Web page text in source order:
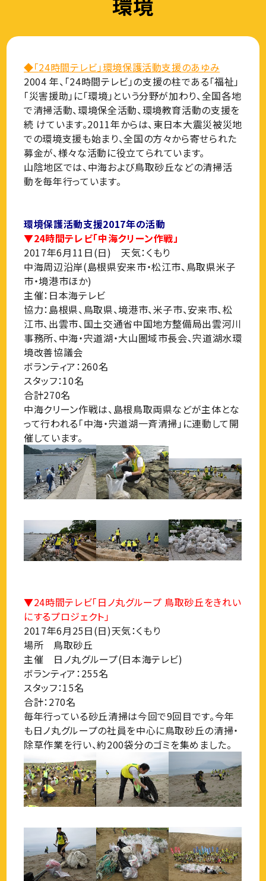
◆「24時間テレビ」環境保護活動支援のあゆみ
2004 年、「24時間テレビ」の支援の柱である「福祉」
「災害援助」に「環境」という分野が加わり、全国各地
で清掃活動、環境保全活動、環境教育活動の支援を
続 けています。2011年からは、東日本大震災被災地
での環境支援も始まり、全国の方々から寄せられた
募金が、様々な活動に役立てられています。
山陰地区では、中海および鳥取砂丘などの清掃活
動を毎年行っています。
環境保護活動支援2017年の活動
▼24時間テレビ「中海クリーン作戦」
2017年6月11日(日) 天気：くもり
中海周辺沿岸(島根県安来市・松江市、鳥取県米子
市・境港市ほか)
主催：日本海テレビ
協力：島根県、鳥取県、境港市、米子市、安来市、松
江市、出雲市、国土交通省中国地方整備局出雲河川
事務所、中海・宍道湖・大山圏域市長会、宍道湖水環
境改善協議会
ボランティア：260名
スタッフ：10名
合計270名
中海クリーン作戦は、島根鳥取両県などが主体とな
って行われる「中海・宍道湖一斉清掃」に連動して開
催しています。
▼24時間テレビ「日ノ丸グループ 鳥取砂丘をきれい
にするプロジェクト」
2017年6月25日(日)天気：くもり
場所 鳥取砂丘
主催 日ノ丸グループ(日本海テレビ)
ボランティア：255名
スタッフ：15名
合計：270名
毎年行っている砂丘清掃は今回で9回目です。今年
も日ノ丸グループの社員を中心に鳥取砂丘の清掃・
除草作業を行い、約200袋分のゴミを集めました。